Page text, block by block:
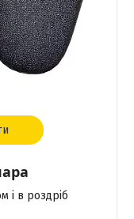
і в роздріб